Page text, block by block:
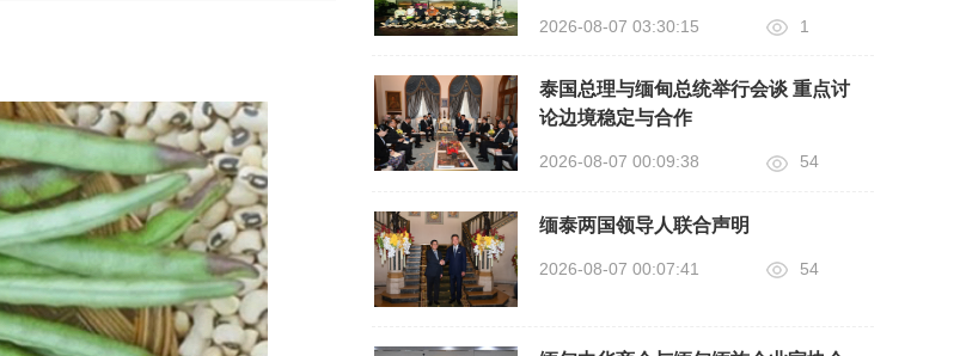
2026-08-07 03:30:15 1
泰国总理与缅甸总统举行会谈 重点讨
论边境稳定与合作
2026-08-07 00:09:38 54
缅泰两国领导人联合声明
2026-08-07 00:07:41 54